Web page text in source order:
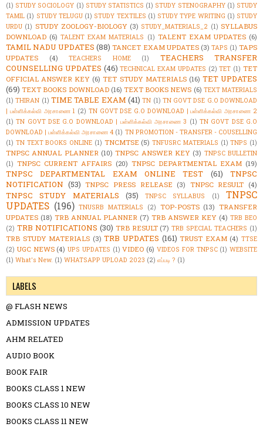
(1) STUDY SOCIOLOGY (1) STUDY STATISTICS (1) STUDY STENOGRAPHY (1) STUDY
TAMIL (1) STUDY TELUGU (1) STUDY TEXTILES (1) STUDY TYPE WRITING (1) STUDY
URDU (1) STUDY ZOOLOGY-BIOLOGY (3) STUDY_MATERIALS_2 (1) SYLLABUS
DOWNLOAD (6) TALENT EXAM MATERIALS (1) TALENT EXAM UPDATES (6)
TAMIL NADU UPDATES (88) TANCET EXAM UPDATES (3) TAPS (1) TAPS
UPDATES
(4) TEACHERS HOME (1)
TEACHERS TRANSFER
COUNSELLING UPDATES (46) TECHNICAL EXAM UPDATES (2) TET (1) TET
OFFICIAL ANSWER KEY (6) TET STUDY MATERIALS (16) TET UPDATES
(69) TEXT BOOKS DOWNLOAD (16) TEXT BOOKS NEWS (6) TEXT MATERIALS
(1) THIRAN (1) TIME TABLE EXAM (41) TN (1) TN GOVT DSE G.O DOWNLOAD
| பள்ளிக்கல்வி அரசாணை 1 (2) TN GOVT DSE G.O DOWNLOAD | பள்ளிக்கல்வி அரசாணை 2
(1) TN GOVT DSE G.O DOWNLOAD | பள்ளிக்கல்வி அரசாணை 3 (1) TN GOVT DSE G.O
DOWNLOAD | பள்ளிக்கல்வி அரசாணை 4 (1) TN PROMOTION - TRANSFER - COUSELLING
(1) TN TEXT BOOKS ONLINE (1) TNCMTSE (5) TNFUSRC MATERIALS (1) TNPS (1)
TNPSC ANNUAL PLANNER (10) TNPSC ANSWER KEY (3) TNPSC BULLETIN
(1) TNPSC CURRENT AFFAIRS (20) TNPSC DEPARTMENTAL EXAM (19)
TNPSC DEPARTMENTAL EXAM ONLINE TEST (61)
TNPSC
NOTIFICATION (53) TNPSC PRESS RELEASE (3) TNPSC RESULT (4)
TNPSC STUDY MATERIALS (35) TNPSC SYLLABUS (1)
TNPSC
UPDATES (196) TNUSRB MATERIALS (2) TOP-POSTS (13) TRANSFER
UPDATES (18) TRB ANNUAL PLANNER (7) TRB ANSWER KEY (4) TRB BEO
(2) TRB NOTIFICATIONS (30) TRB RESULT (7) TRB SPECIAL TEACHERS (1)
TRB STUDY MATERIALS (3) TRB UPDATES (161) TRUST EXAM (4) TTSE
(2) UGC NEWS (4) UPS UPDATES (1) VIDEO (6) VIDEOS FOR TNPSC (1) WEBSITE
(1) What's New. (1) WHATSAPP UPLOAD 2023 (2) எப்படி ? (1)
LABELS
@ FLASH NEWS
ADMISSION UPDATES
AHM RELATED
AUDIO BOOK
BOOK FAIR
BOOKS CLASS 1 NEW
BOOKS CLASS 10 NEW
BOOKS CLASS 11 NEW